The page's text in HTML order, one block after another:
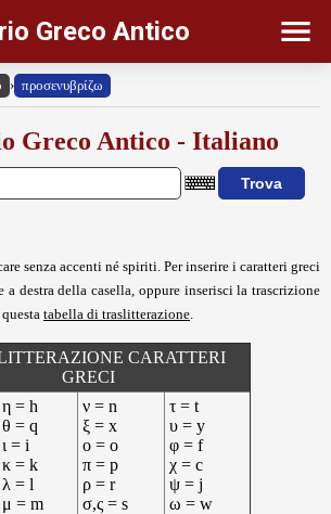
Greco Antico
› προσενυβρίζω
Greco Antico - Italiano
senza accenti né spiriti. Per inserire i caratteri greci
a destra della casella, oppure inserisci la trascrizione
tabella di traslitterazione
CARATTERI
GRECI
η = h
θ = q
ι = i
κ = k
λ = l
μ = m
ν = n
ξ = x
ο = o
π = p
ρ = r
σ,ς = s
τ = t
υ = y
φ = f
χ = c
ψ = j
ω = w